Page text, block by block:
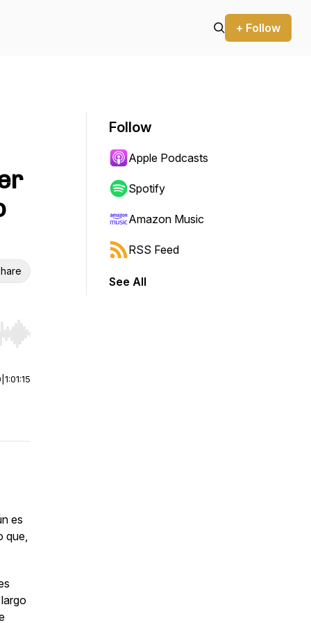
+ Follow
Hold shift to jump forward or backward.
1:01:15
es
que,
Follow
Apple Podcasts
Spotify
Amazon Music
RSS Feed
See All